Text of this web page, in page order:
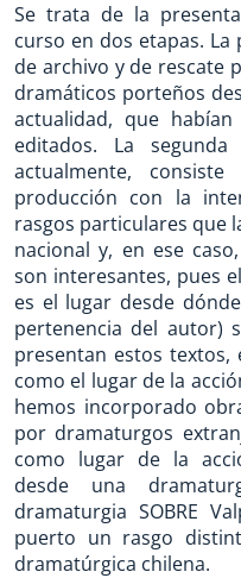
Se trata de la
curso en dos etapas.
de archivo y de rescate
dramáticos porteños
actualidad, que
editados. La
actualmente,
producción con la
rasgos particulares que
nacional y, en ese
son interesantes, pues
es el lugar desde
pertenencia del autor)
presentan estos textos,
como el lugar de la
hemos incorporado
por dramaturgos
como lugar de la
desde una
dramaturgia SOBRE
puerto un rasgo
dramatúrgica chilena.